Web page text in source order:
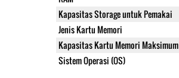
Kapasitas Storage untuk Pemakai
Jenis Kartu Memori
Kapasitas Kartu Memori Maksimum
Sistem Operasi (OS)